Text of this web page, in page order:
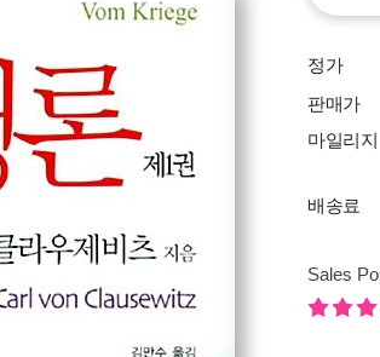
정가
판매가
마일리지
배송료
Sales